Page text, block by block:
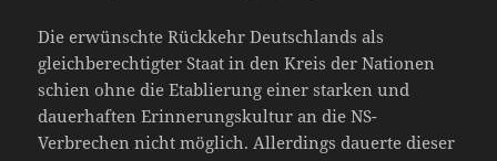
Die erwünschte Rückkehr Deutschlands als
gleichberechtigter Staat in den Kreis der Nationen
schien ohne die Etablierung einer starken und
dauerhaften Erinnerungskultur an die NS-
Verbrechen nicht möglich. Allerdings dauerte dieser